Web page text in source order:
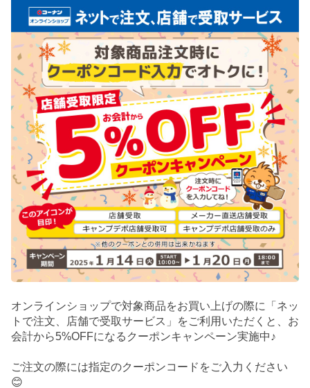
オンラインショップで対象商品をお買い上げの際に「ネッ
トで注文、店舗で受取サービス」をご利用いただくと、お
会計から5%OFFになるクーポンキャンペーン実施中♪
ご注文の際には指定のクーポンコードをご入力ください
😊